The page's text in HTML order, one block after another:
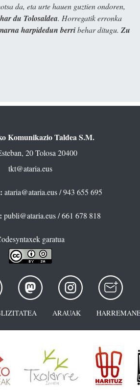
da, eta urte hauen guztien ondoren,
du Tolosaldea. Horregatik erronka
harpidedun berribehar ditugu. Zu
Komunikazio Taldea S.M.
20 Tolosa 20400
tkt@ataria.eus
ataria@ataria.eus/ 943 655 695
publi@ataria.eus/ 661 678 818
garatua
ARAUAK